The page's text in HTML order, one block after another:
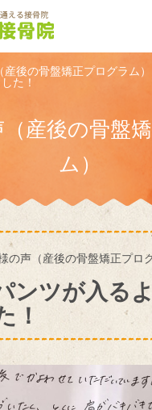
産後の骨盤矯正プログラム）
た！
産後の骨盤
ム）
の声（産後の骨盤矯正プロ
ンツが入る
！